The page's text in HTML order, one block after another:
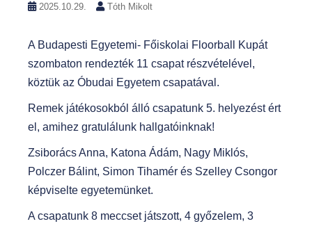
2025.10.29. Tóth Mikolt
A Budapesti Egyetemi- Főiskolai Floorball Kupát
szombaton rendezték 11 csapat részvételével,
köztük az Óbudai Egyetem csapatával.
Remek játékosokból álló csapatunk 5. helyezést ért
el, amihez gratulálunk hallgatóinknak!
Zsiborács Anna, Katona Ádám, Nagy Miklós,
Polczer Bálint, Simon Tihamér és Szelley Csongor
képviselte egyetemünket.
A csapatunk 8 meccset játszott, 4 győzelem, 3